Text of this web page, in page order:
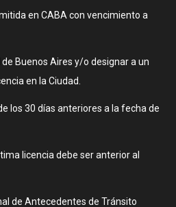
en CABA con vencimiento a
Buenos Aires y/o designar a un
en la Ciudad.
los 30 días anteriores a la fecha de
licencia debe ser anterior al
de Antecedentes de Tránsito